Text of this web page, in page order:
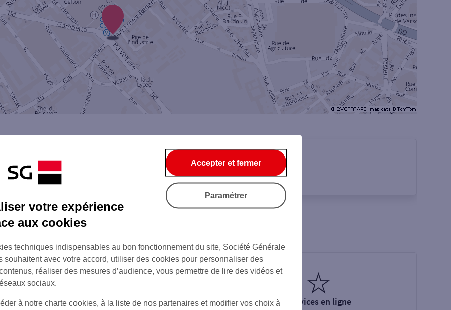
Par SMS Par Mail
Tout ce qu'il faut savoir...
de l'agence Services en ligne
votre expérience
aux cookies
techniques indispensables au bon fonctionnement du site, Société Générale
souhaitent avec votre accord, utiliser des cookies pour personnaliser des
réaliser des mesures d’audience, vous permettre de lire des vidéos et
sociaux.
à notre charte cookies, à la liste de nos partenaires et modifier vos choix à
Accepter et fermer
Paramétrer